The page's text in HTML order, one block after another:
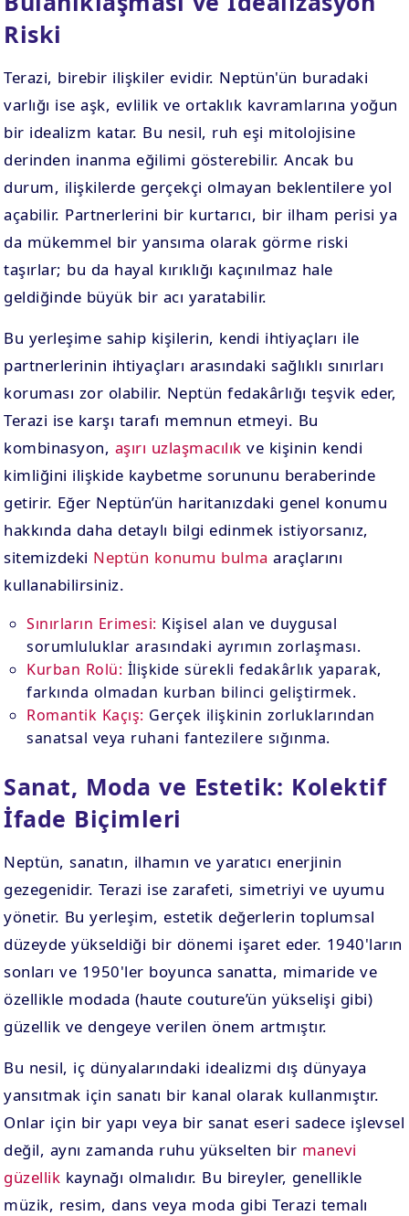
Riski
Terazi, birebir ilişkiler evidir. Neptün'ün buradaki
varlığı ise aşk, evlilik ve ortaklık kavramlarına yoğun
bir idealizm katar. Bu nesil, ruh eşi mitolojisine
derinden inanma eğilimi gösterebilir. Ancak bu
durum, ilişkilerde gerçekçi olmayan beklentilere yol
açabilir. Partnerlerini bir kurtarıcı, bir ilham perisi ya
da mükemmel bir yansıma olarak görme riski
taşırlar; bu da hayal kırıklığı kaçınılmaz hale
geldiğinde büyük bir acı yaratabilir.
Bu yerleşime sahip kişilerin, kendi ihtiyaçları ile
partnerlerinin ihtiyaçları arasındaki sağlıklı sınırları
koruması zor olabilir. Neptün fedakârlığı teşvik eder,
Terazi ise karşı tarafı memnun etmeyi. Bu
kombinasyon, aşırı uzlaşmacılık ve kişinin kendi
kimliğini ilişkide kaybetme sorununu beraberinde
getirir. Eğer Neptün’ün haritanızdaki genel konumu
hakkında daha detaylı bilgi edinmek istiyorsanız,
sitemizdeki Neptün konumu bulma araçlarını
kullanabilirsiniz.
Sınırların Erimesi: Kişisel alan ve duygusal
sorumluluklar arasındaki ayrımın zorlaşması.
Kurban Rolü: İlişkide sürekli fedakârlık yaparak,
farkında olmadan kurban bilinci geliştirmek.
Romantik Kaçış: Gerçek ilişkinin zorluklarından
sanatsal veya ruhani fantezilere sığınma.
Sanat, Moda ve Estetik: Kolektif
İfade Biçimleri
Neptün, sanatın, ilhamın ve yaratıcı enerjinin
gezegenidir. Terazi ise zarafeti, simetriyi ve uyumu
yönetir. Bu yerleşim, estetik değerlerin toplumsal
düzeyde yükseldiği bir dönemi işaret eder. 1940'ların
sonları ve 1950'ler boyunca sanatta, mimaride ve
özellikle modada (haute couture’ün yükselişi gibi)
güzellik ve dengeye verilen önem artmıştır.
Bu nesil, iç dünyalarındaki idealizmi dış dünyaya
yansıtmak için sanatı bir kanal olarak kullanmıştır.
Onlar için bir yapı veya bir sanat eseri sadece işlevsel
değil, aynı zamanda ruhu yükselten bir manevi
güzellik kaynağı olmalıdır. Bu bireyler, genellikle
müzik, resim, dans veya moda gibi Terazi temalı